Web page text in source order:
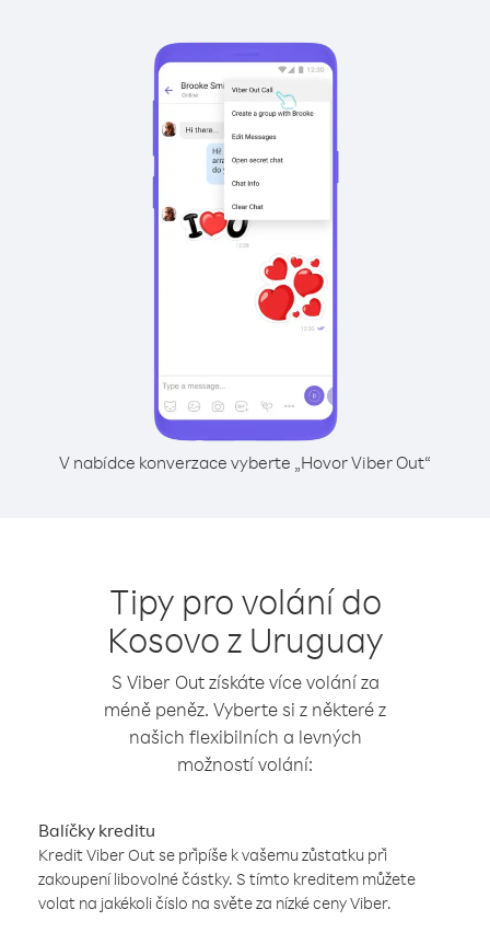
V nabídce konverzace vyberte „Hovor Viber Out“
Tipy pro volání do
Kosovo z Uruguay
S Viber Out získáte více volání za
méně peněz. Vyberte si z některé z
našich flexibilních a levných
možností volání:
Balíčky kreditu
Kredit Viber Out se připíše k vašemu zůstatku při
zakoupení libovolné částky. S tímto kreditem můžete
volat na jakékoli číslo na světe za nízké ceny Viber.